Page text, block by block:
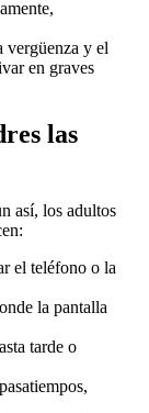
vergüenza y el
en graves
las
así, los adultos
el teléfono o la
la pantalla
tarde o